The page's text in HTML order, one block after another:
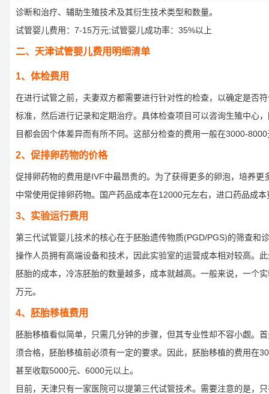
诊断和治疗、辅助生殖技术及其衍生技术类型和数量。
试管婴儿费用：7-15万元;试管婴儿成功率：35%以上
二、天津试管婴儿费用明细清单
1、体检费用
在进行试管之前，夫妻双方都需要进行针对性的检查，以确定是否
标准，然后进行记录和定期治疗。具体检查项目可以咨询生殖中心
目都会因个体差异而有所不同。这部分检查的费用一般在3000-
2、促排卵药物的价格
促排卵药物的费用是IVF中最昂贵的。为了获得更多的卵泡，培养更
中常使用促排卵药物。国产药品成本在12000元左右，进口药品成本
3、实验运行费用
第三代试管婴儿技术的核心在于胚胎遗传物质(PGD/PGS)的筛查和
操作人员拥有高端设备和技术，因此实验室的运营成本相对较高。
胚胎的成本，冷冻胚胎的数量越多，成本就越高。一般来说，一个
万元。
4、胚胎移植费用
胚胎移植看似简单，只需几分钟的步骤，但其专业性却不容小觑。
须合格，胚胎移植前必须有一定的要求。因此，胚胎移植的费用在
甚至收取5000元、6000元以上。
目前，天津只有一家医院可以提第三代试管技术。需要注意的是，